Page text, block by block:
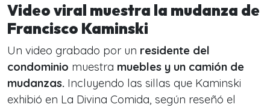
Video viral muestra la mudanza de
Francisco Kaminski
Un video grabado por un residente del
condominio muestra muebles y un camión de
mudanzas. Incluyendo las sillas que Kaminski
exhibió en La Divina Comida, según reseñó el